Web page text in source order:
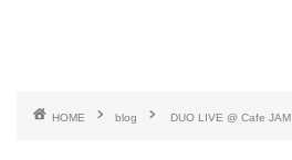
HOME blog DUO LIVE @ Cafe JAM